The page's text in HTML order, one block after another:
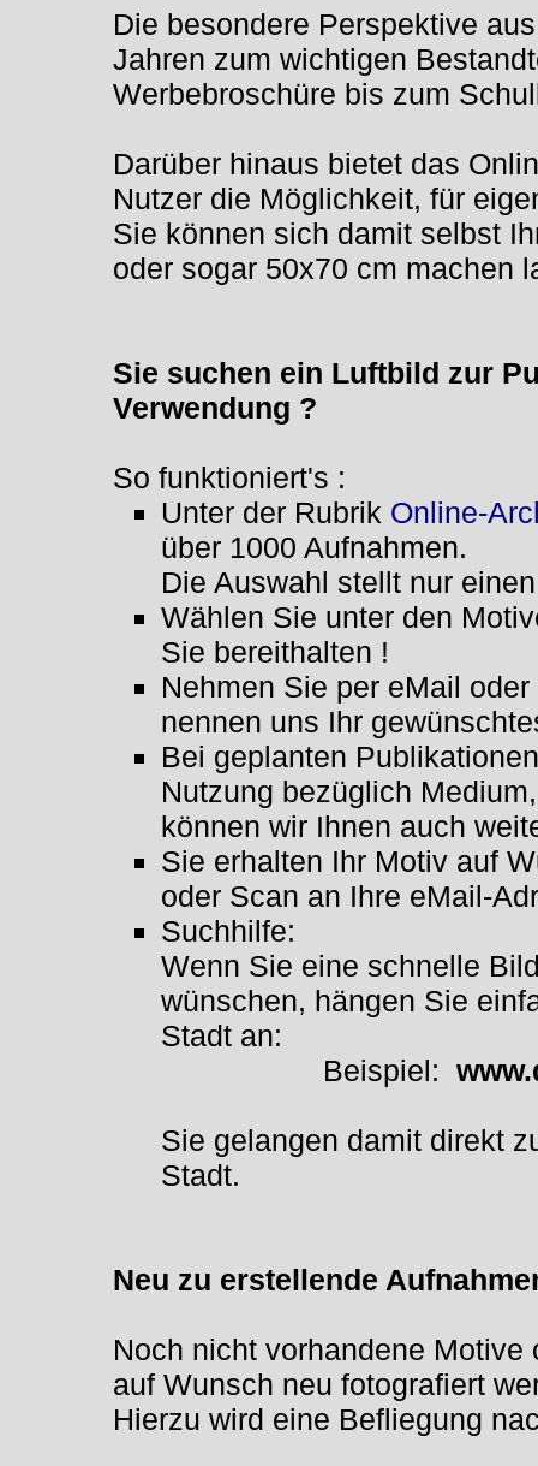
Die besondere Perspektive
Jahren zum wichtigen
Werbebroschüre bis zum
Darüber hinaus bietet das
Nutzer die Möglichkeit, für
Sie können sich damit selbst
oder sogar 50x70 cm machen
Sie suchen ein Luftbild zur
Verwendung ?
So funktioniert's :
Unter der Rubrik Online-
über 1000 Aufnahmen.
Die Auswahl stellt nur
Wählen Sie unter den
Sie bereithalten !
Nehmen Sie per eMail
nennen uns Ihr
Bei geplanten
Nutzung bezüglich
können wir Ihnen auch
Sie erhalten Ihr Motiv auf
oder Scan an Ihre eMail-
Suchhilfe:
Wenn Sie eine schnelle
wünschen, hängen Sie
Stadt an:
Beispiel:
Sie gelangen damit direkt
Stadt.
Neu zu erstellende
Noch nicht vorhandene
auf Wunsch neu fotografiert
Hierzu wird eine Befliegung